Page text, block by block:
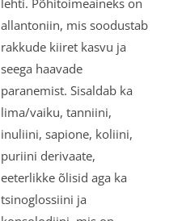
lehti. Põhitoimeaineks on
allantoniin, mis soodustab
rakkude kiiret kasvu ja
seega haavade
paranemist. Sisaldab ka
lima/vaiku, tanniini,
inuliini, sapione, koliini,
puriini derivaate,
eeterlikke õlisid aga ka
tsinoglossiini ja